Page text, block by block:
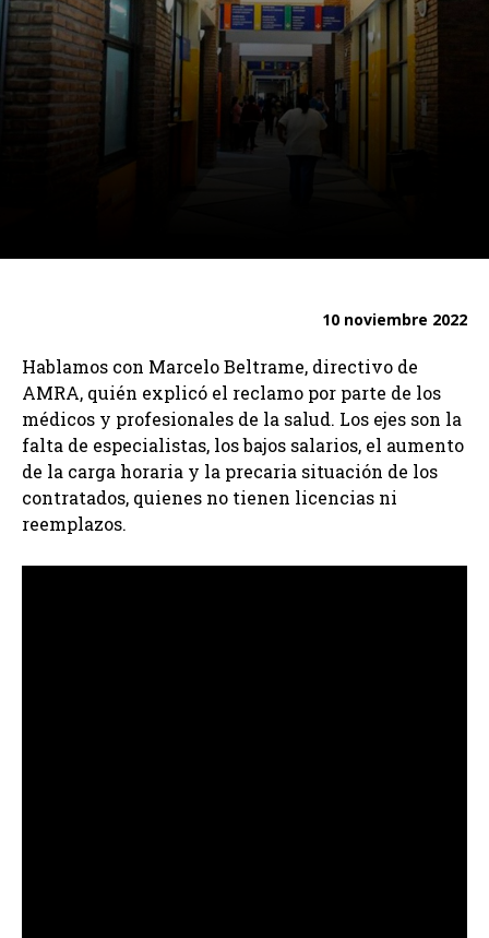
10 noviembre 2022
Hablamos con Marcelo Beltrame, directivo de
AMRA, quién explicó el reclamo por parte de los
médicos y profesionales de la salud. Los ejes son la
falta de especialistas, los bajos salarios, el aumento
de la carga horaria y la precaria situación de los
contratados, quienes no tienen licencias ni
reemplazos.